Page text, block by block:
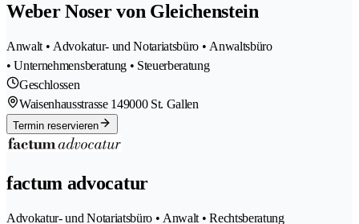
Weber Noser von Gleichenstein
Anwalt • Advokatur- und Notariatsbüro • Anwaltsbüro
• Unternehmensberatung • Steuerberatung
Geschlossen
Waisenhausstrasse 149000 St. Gallen
Termin reservieren
factum advocatur
Advokatur- und Notariatsbüro • Anwalt • Rechtsberatung